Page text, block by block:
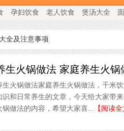
孕妇饮食 老人饮食 煲汤大全
全及注意事项
生火锅做法 家庭养生火锅
生火锅做法家庭养生火锅做法，千米
识和日常养生的文章，今天给大家带
锅做法的内容，希望大家喜...
【阅读